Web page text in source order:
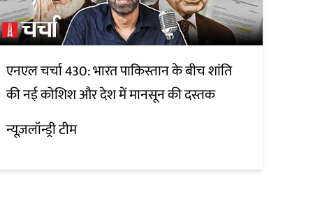
एनएल चर्चा 430: भारत पाकिस्तान के बीच शांति
की नई कोशिश और देश में मानसून की दस्तक
न्यूज़लॉन्ड्री टीम